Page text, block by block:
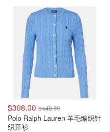
$308.00 $440.00
Polo Ralph Lauren 羊毛编织针
织开衫